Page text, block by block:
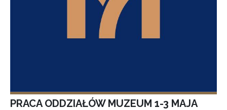
PRACA ODDZIAŁÓW MUZEUM 1-3 MAJA